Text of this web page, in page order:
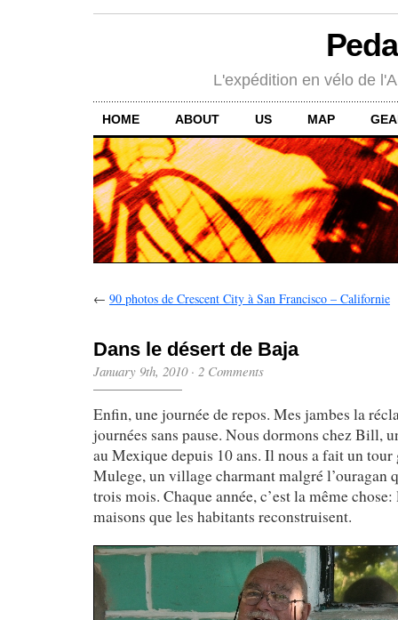
L'expédition en vélo de
HOME ABOUT US MAP
← 90 photos de Crescent City à San Francisco – Californie
Dans le désert de Baja
January 9th, 2010· 2 Comments
Enfin, une journée de repos. Mes jambes la
journées sans pause. Nous dormons chez Bill,
au Mexique depuis 10 ans. Il nous a fait un
Mulege, un village charmant malgré l’ouragan
trois mois. Chaque année, c’est la même
maisons que les habitants reconstruisent.